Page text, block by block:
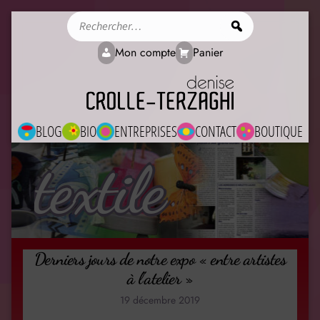
BLOG BIO ENTREPRISES CONTACT BOUTIQUE
Mon compte Panier
textile
Derniers jours de notre expo « entre artistes
à l’atelier »
19 décembre 2019